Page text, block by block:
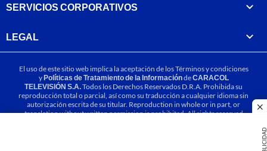
PUBLICIDAD
SERVICIOS CORPORATIVOS
LEGAL
El uso de este sitio web implica la aceptación de losTérminos y condiciones
yPolíticas de Tratamiento de la InformacióndeCARACOL
TELEVISIÓN S.A.Todos los Derechos Reservados D.R.A. Prohibida su
reproducción total o parcial, así como su traducción a cualquier idioma sin
autorización escrita de su titular. Reproduction in whole or in part, or
translation without written permission is prohibited. All rights reserved